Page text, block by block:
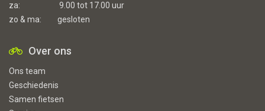
za:
9.00 tot 17.00 uur
zo & ma:
gesloten
Over ons
Ons team
Geschiedenis
Samen fietsen